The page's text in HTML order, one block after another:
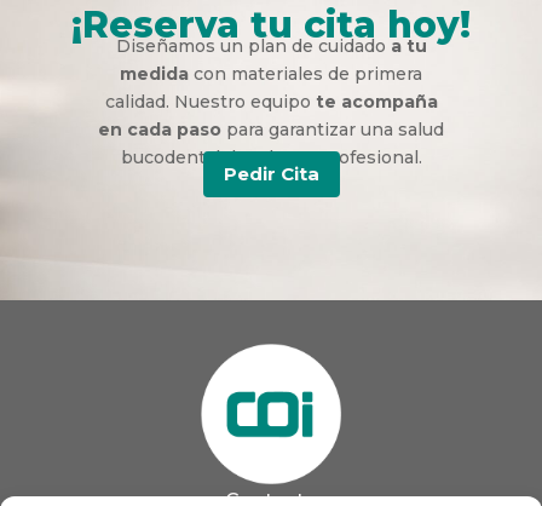
¡Reserva tu cita hoy!
Diseñamos un plan de cuidado a tu
medida con materiales de primera
calidad. Nuestro equipo te acompaña
en cada paso para garantizar una salud
bucodental duradera y profesional.
Pedir Cita
Contacto